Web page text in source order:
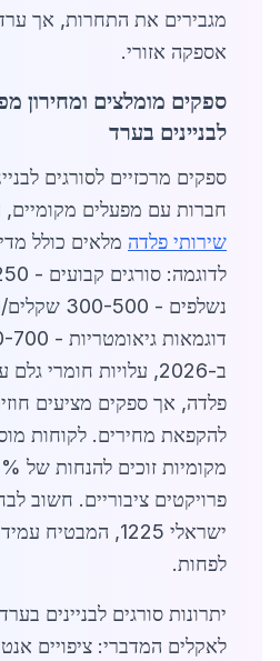
מגבירים את התחרות, אך
אספקה אזורי.
ספקים מומלצים ומחירון
לבניינים בערד
ספקים מרכזיים לסורגים
חברות עם מפעלים מקומיים,
שירותי פלדה מלאים כולל
נשלפים -
פלדה, אך ספקים מציעים
להקפאת מחירים. לקוחות
פרויקטים ציבוריים. חשוב
לפחות.
יתרונות סורגים לבניינים
לאקלים המדברי: ציפויים